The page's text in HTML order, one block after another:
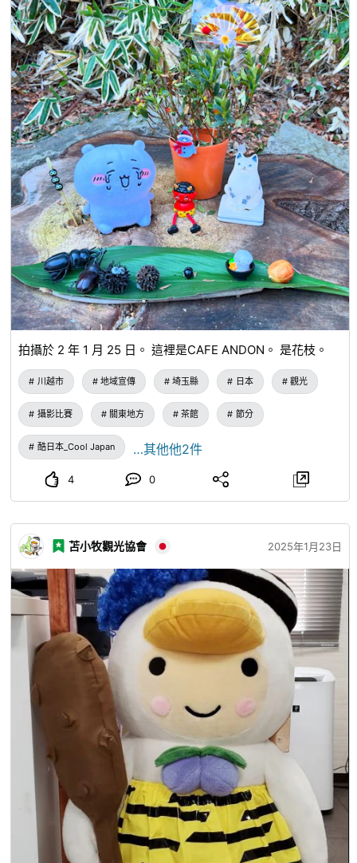
拍攝於 2 年 1 月 25 日。 這裡是CAFE ANDON。 是花枝。
川越市 地域宣傳 埼玉縣 日本 觀光
攝影比賽 關東地方 茶館 節分
酷日本_Cool Japan …其他他2件
4 0
苫小牧觀光協會 2025年1月23日